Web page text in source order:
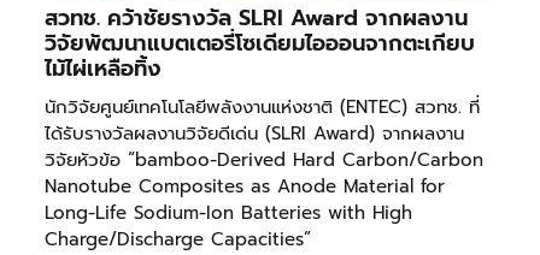
สวทช. คว้าชัยรางวัล SLRI Award จากผลงาน
วิจัยพัฒนาแบตเตอรี่โซเดียมไอออนจากตะเกียบ
ไม้ไผ่เหลือทิ้ง
นักวิจัยศูนย์เทคโนโลยีพลังงานแห่งชาติ (ENTEC) สวทช. ที่
ได้รับรางวัลผลงานวิจัยดีเด่น (SLRI Award) จากผลงาน
วิจัยหัวข้อ “bamboo-Derived Hard Carbon/Carbon
Nanotube Composites as Anode Material for
Long-Life Sodium-Ion Batteries with High
Charge/Discharge Capacities”